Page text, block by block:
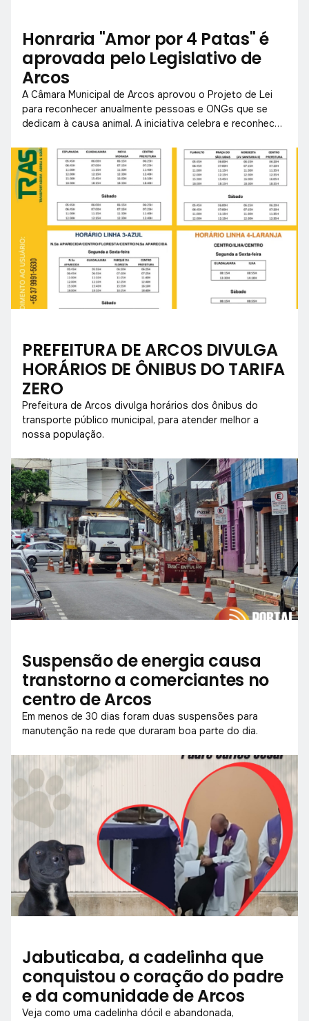
Honraria "Amor por 4 Patas" é
aprovada pelo Legislativo de
Arcos
A Câmara Municipal de Arcos aprovou o Projeto de Lei
para reconhecer anualmente pessoas e ONGs que se
dedicam à causa animal. A iniciativa celebra e reconhece
defesa e proteção dos animais na cidade.
PREFEITURA DE ARCOS DIVULGA
HORÁRIOS DE ÔNIBUS DO TARIFA
ZERO
Prefeitura de Arcos divulga horários dos ônibus do
transporte público municipal, para atender melhor a
nossa população.
Suspensão de energia causa
transtorno a comerciantes no
centro de Arcos
Em menos de 30 dias foram duas suspensões para
manutenção na rede que duraram boa parte do dia.
Jabuticaba, a cadelinha que
conquistou o coração do padre
e da comunidade de Arcos
Veja como uma cadelinha dócil e abandonada,